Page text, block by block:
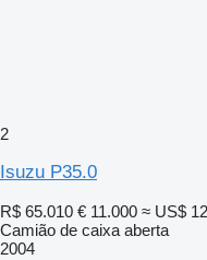
2
Isuzu P35.0
R$ 65.010 € 11.000 ≈ US$
Camião de caixa aberta
2004